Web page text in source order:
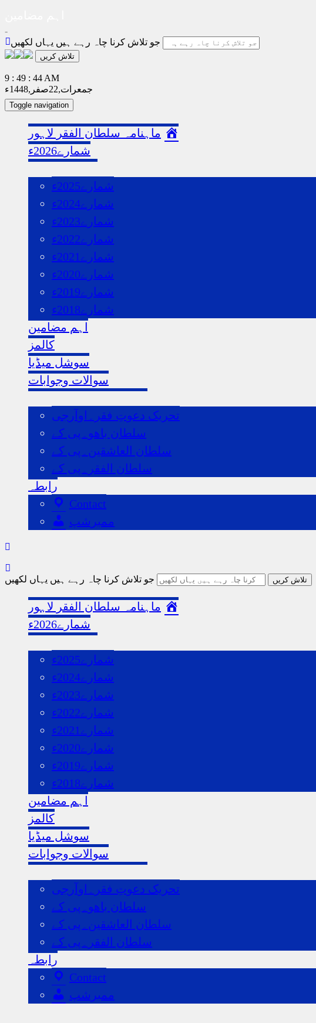
Ghazwa Badar غزوہ بدر
جو تلاش کرنا چاہ رہے ہیں یہاں لکھیں
9 : 49 : 44 AM
جمعرات‬‮,22صفر‬,1448ء
ماہنامہ سلطان الفقر لاہور
شمارے2026ء
گذشتہ شمارے
شمارے2025ء
شمارے2024ء
شمارے2023ء
شمارے2022ء
شمارے2021ء
شمارے2020ء
شمارے2019ء
شمارے2018ء
اہم مضامین
کالمز
سوشل میڈیا
سوالات وجوابات
ہماری اردو ویب سائٹس
تحریک دعوتِ فقر۔اوآرجی
سلطان باھو۔پی کے
سلطان العاشقین۔پی کے
سلطان الفقر۔پی کے
رابطہ
ممبرشپ
ماہنامہ سلطان الفقر لاہور
شمارے2026ء
گذشتہ شمارے
شمارے2025ء
شمارے2024ء
شمارے2023ء
شمارے2022ء
شمارے2021ء
شمارے2020ء
شمارے2019ء
شمارے2018ء
اہم مضامین
کالمز
سوشل میڈیا
سوالات وجوابات
ہماری اردو ویب سائٹس
تحریک دعوتِ فقر۔اوآرجی
سلطان باھو۔پی کے
سلطان العاشقین۔پی کے
سلطان الفقر۔پی کے
رابطہ
ممبرشپ